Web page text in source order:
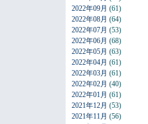
2022年09月 (61)
2022年08月 (64)
2022年07月 (53)
2022年06月 (68)
2022年05月 (63)
2022年04月 (61)
2022年03月 (61)
2022年02月 (40)
2022年01月 (61)
2021年12月 (53)
2021年11月 (56)